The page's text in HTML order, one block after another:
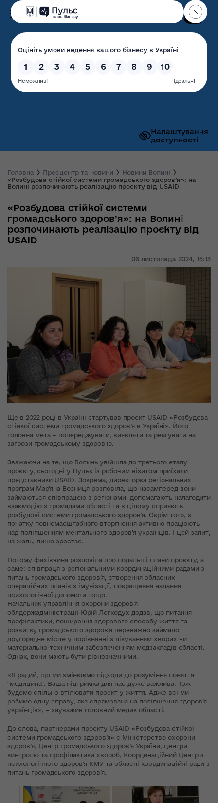
Налаштування
доступності
Волинська обласна
державна адміністрація
Головна Пресцентр та новини
Новини Волині
«Розбудова стійкої системи громадського здоров’я»: на
Волині розпочинають реалізацію проєкту від USAID
06 листопада 2024, 16:13
«Розбудова стійкої системи
громадського здоров’я»: на Волині
розпочинають реалізацію проєкту від
USAID
Ще в 2022 році в Україні стартував проєкт USAID «Розбудова
стійкої системи громадського здоров’я в Україні». Його
головна мета – попереджувати, виявляти та реагувати на
загрози громадському здоров’ю.
Зважаючи на те, що Волинь увійшла до третього етапу
проєкту, сьогодні у Луцьк із робочим візитом приїхали
представники USAID. Зокрема, директорка регіональних
програм Мар’яна Возниця розповіла, що насамперед вони
займаються співпрацею з регіонами, допомагають налагодити
взаємодію з громадами області та в цілому сприяють
розбудові системи громадського здоров’я. Окрім того, з
початку повномасштабного вторгнення активно працюють
над поліпшенням ментального здоров’я українців. І цей запит,
на жаль, лише зростає.
Потому фахівчиня розповіла про подальші плани проєкту, а
саме: співпраця з регіональними координаційними радами з
питань громадського здоров’я, створення обласних
операційних планів з імунізації, покращення надання
психологічної допомоги тощо.
Начальник управління охорони здоров’я
облдержадміністрації Юрій Легкодух додав, що питання
профілактики, поширення здорового способу життя та
розвитку громадського здоров’я переважно займало
другорядне місце у порівнянні з лікуванням хворих чи
матеріально-технічним забезпеченням медзакладів області.
Однак, вони мають бути рівнозначними.
«Я радий, що ми змінюємо підходи до розуміння поняття
"медицина". Ваша підтримка для нас дуже важлива. Тож
будемо спільно втілювати проєкт у життя. Адже всі ми
робимо одну справу, яка спрямована на поліпшення здоров’я
українців», – зауважив головний медик області.
До слова, партнерами проєкту USAID «Розбудова стійкої
системи громадського здоров’я» є Міністерство охорони
здоров’я, Центр громадського здоров’я України, центри
контролю та профілактики хвороб, Координаційний Центр з
психологічного здоров’я КМУ та обласні координаційні ради з
питань громадського здоров’я.